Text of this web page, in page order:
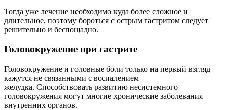
Тогда уже лечение необходимо куда более сложное и
длительное, поэтому бороться с острым гастритом следует
решительно и беспощадно.
Головокружение при гастрите
Головокружение и головные боли только на первый взгляд
кажутся не связанными с воспалением
желудка. Способствовать развитию несистемного
головокружения могут многие хронические заболевания
внутренних органов.